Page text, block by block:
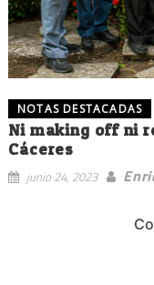
NOTAS DESTACADAS
Ni making off ni
Cáceres
junio 24, 2023